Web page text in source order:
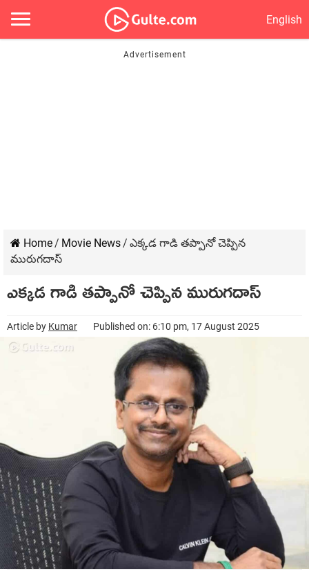
English
Home/ Movie News/ ఎక్కడ గాడి తప్పానో చెప్పిన
మురుగదాస్
ఎక్కడ గాడి తప్పానో చెప్పిన మురుగదాస్
Article by Kumar Published on: 6:10 pm, 17 August 2025